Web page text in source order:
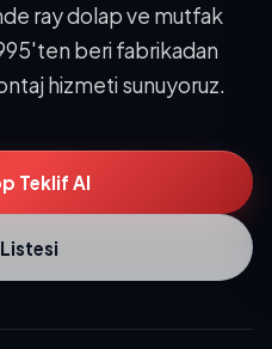
ray dolap ve mutfak
beri fabrikadan
hizmeti sunuyoruz.
Teklif Al